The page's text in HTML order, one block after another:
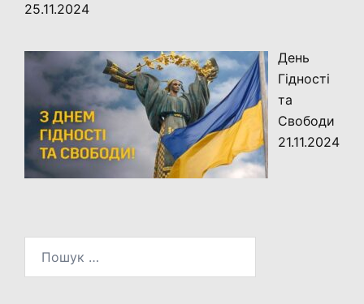
25.11.2024
День
Гідності
та
Свободи
21.11.2024